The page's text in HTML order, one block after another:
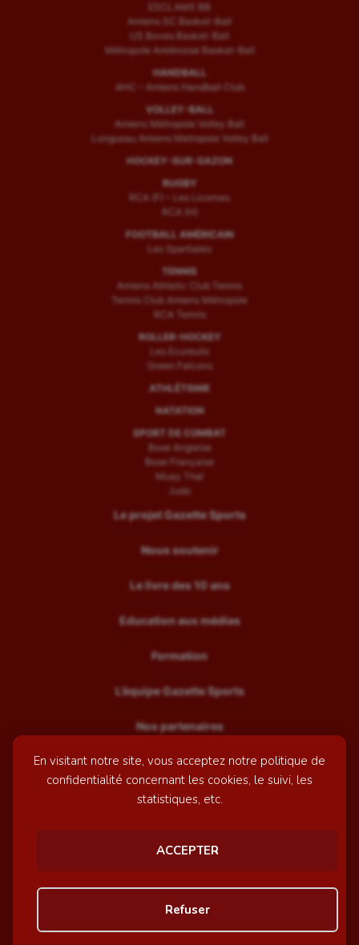
En visitant notre site, vous acceptez notre politique de
confidentialité concernant les cookies, le suivi, les
statistiques, etc.
ACCEPTER
Refuser
ESCLAMS BB
Amiens SC Basket-Ball
US Boves Basket-Ball
Métropole Amiénoise Basket-Ball
HANDBALL
AHC – Amiens Handball Club
VOLLEY-BALL
Amiens Métropole Volley Ball
Longueau Amiens Metropole Volley Ball
HOCKEY-SUR-GAZON
RUGBY
RCA (F) – Les Licornes
RCA (H)
FOOTBALL AMÉRICAIN
Les Spartiates
TENNIS
Amiens Athletic Club Tennis
Tennis Club Amiens Métropole
RCA Tennis
ROLLER-HOCKEY
Les Ecureuils
Green Falcons
ATHLÉTISME
NATATION
SPORT DE COMBAT
Boxe Anglaise
Boxe Française
Muay Thaï
Judo
Le projet Gazette Sports
Nous soutenir
Le livre des 10 ans
Education aux médias
Formation
L’équipe Gazette Sports
Nos partenaires
Recrutement
Mentions légales
© GazetteSports - 2026 | Site internet réalisé par
Awelty